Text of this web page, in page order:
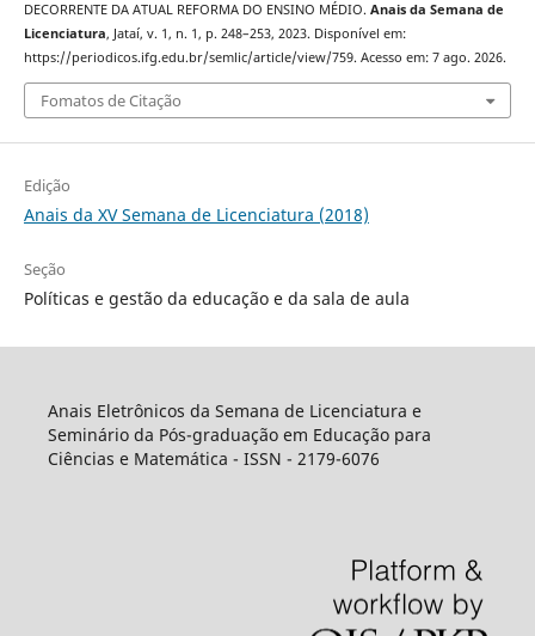
DECORRENTE DA ATUAL REFORMA DO ENSINO MÉDIO. Anais da Semana de
Licenciatura, Jataí, v. 1, n. 1, p. 248–253, 2023. Disponível em:
https://periodicos.ifg.edu.br/semlic/article/view/759. Acesso em: 7 ago. 2026.
Fomatos de Citação
Edição
Anais da XV Semana de Licenciatura (2018)
Seção
Políticas e gestão da educação e da sala de aula
Anais Eletrônicos da Semana de Licenciatura e
Seminário da Pós-graduação em Educação para
Ciências e Matemática - ISSN - 2179-6076